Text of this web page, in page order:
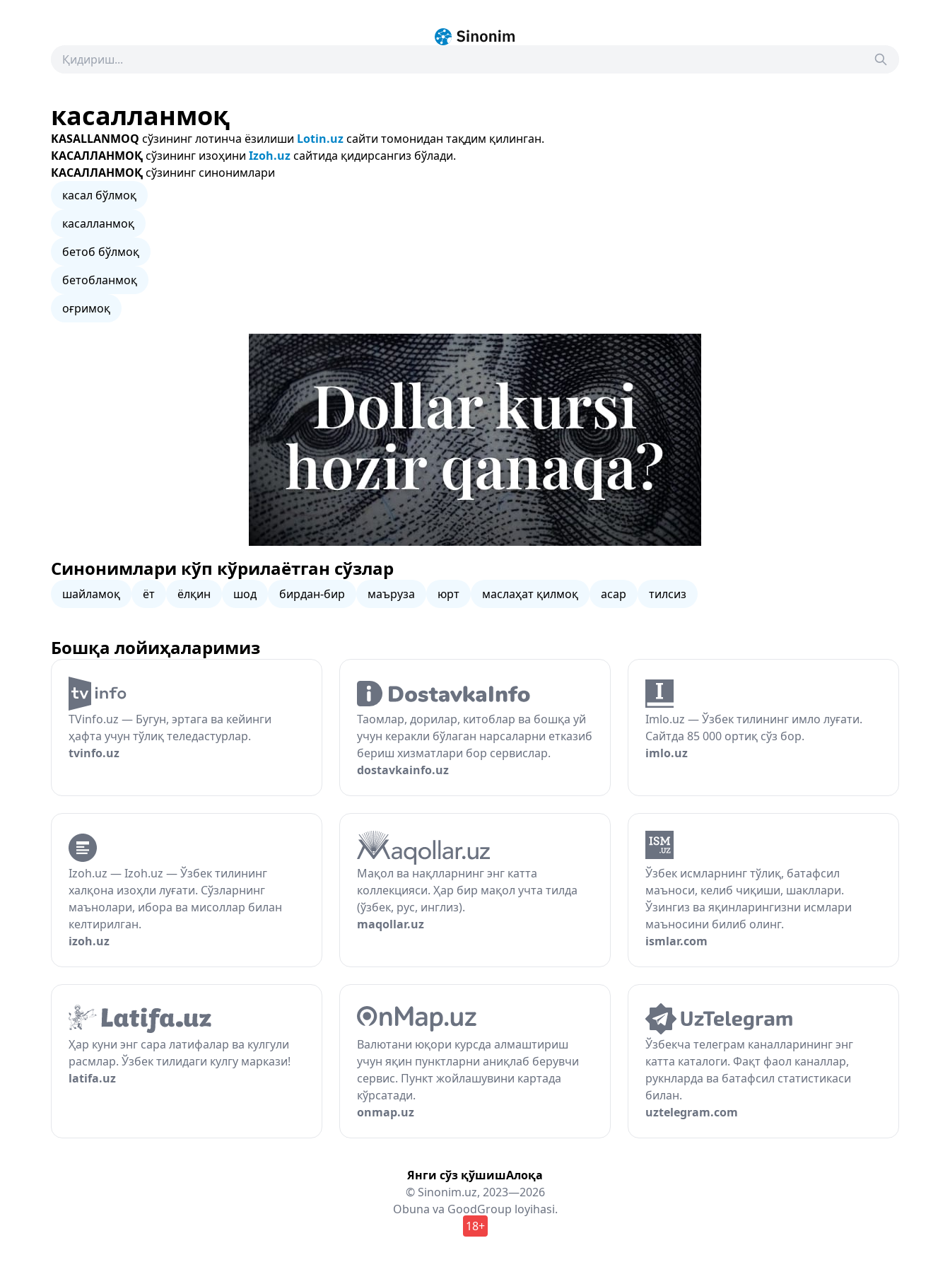
касалланмоқ
KASALLANMOQ сўзининг лотинча ёзилиши Lotin.uzсайти томонидан тақдим қилинган.
КАСАЛЛАНМОҚсўзининг изоҳини Izoh.uzсайтида қидирсангиз бўлади.
КАСАЛЛАНМОҚсўзининг синонимлари
касал бўлмоқ
касалланмоқ
бетоб бўлмоқ
бетобланмоқ
оғримоқ
Синонимлари кўп кўрилаётган сўзлар
шайламоқ ёт ёлқин шод бирдан-бир маъруза юрт маслаҳат қилмоқ асар тилсиз
Бошқа лойиҳаларимиз
TVinfo.uz — Бугун, эртага ва кейинги
ҳафта учун тўлиқ теледастурлар.
tvinfo.uz
Таомлар, дорилар, китоблар ва бошқа уй
учун керакли бўлаган нарсаларни етказиб
бериш хизматлари бор сервислар.
dostavkainfo.uz
Imlo.uz — Ўзбек тилининг имло луғати.
Сайтда 85 000 ортиқ сўз бор.
imlo.uz
Izoh.uz — Izoh.uz — Ўзбек тилининг
халқона изоҳли луғати. Сўзларнинг
маънолари, ибора ва мисоллар билан
келтирилган.
izoh.uz
Мақол ва нақлларнинг энг катта
коллекцияси. Ҳар бир мақол учта тилда
(ўзбек, рус, инглиз).
maqollar.uz
Ўзбек исмларнинг тўлиқ, батафсил
маъноси, келиб чиқиши, шакллари.
Ўзингиз ва яқинларингизни исмлари
маъносини билиб олинг.
ismlar.com
Ҳар куни энг сара латифалар ва кулгули
расмлар. Ўзбек тилидаги кулгу маркази!
latifa.uz
Валютани юқори курсда алмаштириш
учун яқин пунктларни аниқлаб берувчи
сервис. Пункт жойлашувини картада
кўрсатади.
onmap.uz
Ўзбекча телеграм каналларининг энг
катта каталоги. Фақт фаол каналлар,
рукнларда ва батафсил статистикаси
билан.
uztelegram.com
Янги сўз қўшишАлоқа
© Sinonim.uz, 2023—2026
Obuna va GoodGroup loyihasi.
18+